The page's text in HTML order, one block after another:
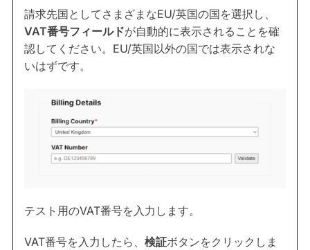
請求先国としてさまざまなEU/英国の国を選択し、
VAT番号フィールドが自動的に表示されることを確
認してください。EU/英国以外の国では表示されな
いはずです。
テスト用のVAT番号を入力します。
VAT番号を入力したら、 検証ボタンをクリックしま